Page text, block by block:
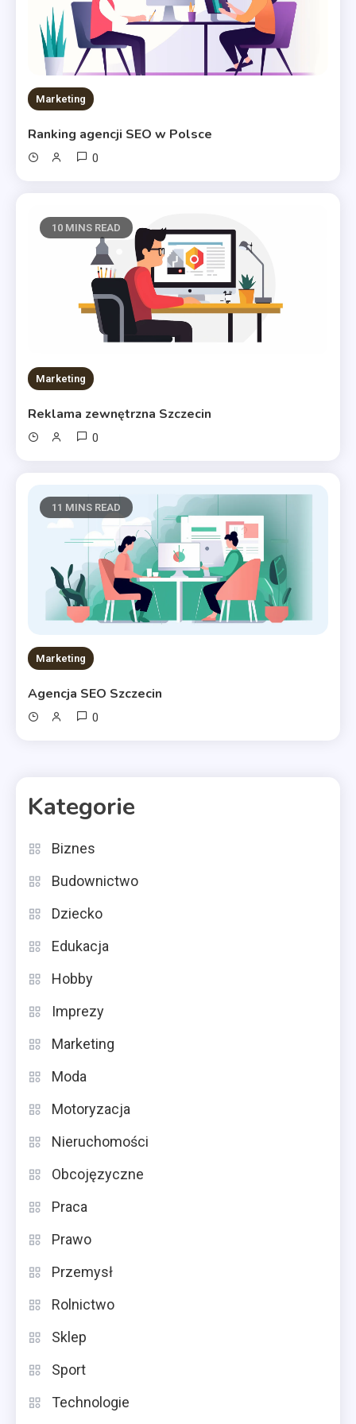
Marketing
Ranking agencji SEO w Polsce
0
10 MINS READ
Marketing
Reklama zewnętrzna Szczecin
0
11 MINS READ
Marketing
Agencja SEO Szczecin
0
Kategorie
Biznes
Budownictwo
Dziecko
Edukacja
Hobby
Imprezy
Marketing
Moda
Motoryzacja
Nieruchomości
Obcojęzyczne
Praca
Prawo
Przemysł
Rolnictwo
Sklep
Sport
Technologie